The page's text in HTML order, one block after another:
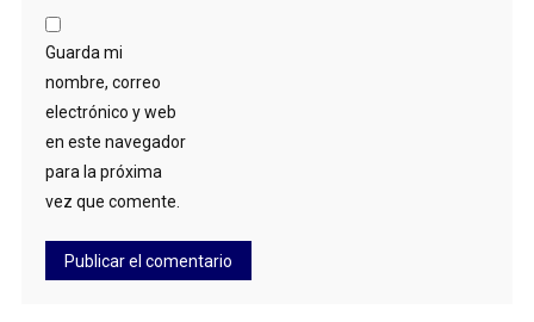
Guarda mi
nombre, correo
electrónico y web
en este navegador
para la próxima
vez que comente.